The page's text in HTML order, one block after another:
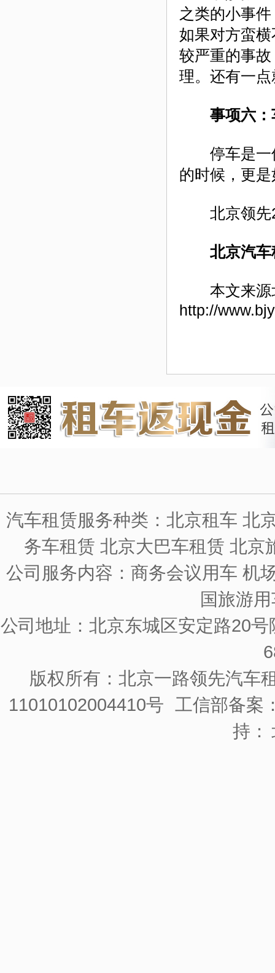
之类的小事
如果对方蛮
较严重的事
理。还有一
事项六：
停车是一件
的时候，更
北京领先
北京汽
本文来源
http://
汽车租赁服务种类：北京租车 北
务车租赁 北京大巴车租赁 北京
公司服务内容：商务会议用车 机
国旅游
公司地址：北京东城区安定路20
版权所有：北京一路领先汽车
11010102004410号 工信部备案
持：